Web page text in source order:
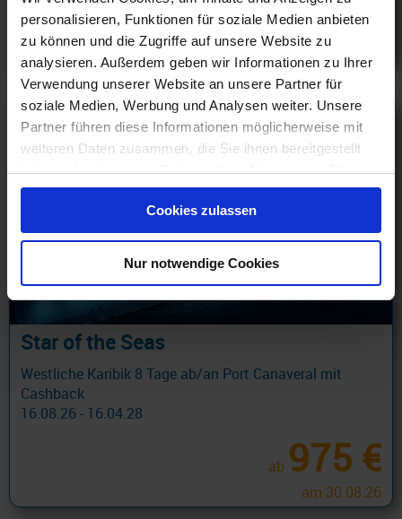
personalisieren, Funktionen für soziale Medien anbieten
zu können und die Zugriffe auf unsere Website zu
analysieren. Außerdem geben wir Informationen zu Ihrer
Verwendung unserer Website an unsere Partner für
soziale Medien, Werbung und Analysen weiter. Unsere
Partner führen diese Informationen möglicherweise mit
weiteren Daten zusammen, die Sie ihnen bereitgestellt
haben oder die sie im Rahmen Ihrer Nutzung der Dienste
gesammelt haben.
Cookies zulassen
Nur notwendige Cookies
ab660 €
am 13.09.26
Star of the Seas
Westliche Karibik 8 Tage ab/an Port Canaveral mit
Cashback
16.08.26 - 16.04.28
ab 975 €
am 30.08.26